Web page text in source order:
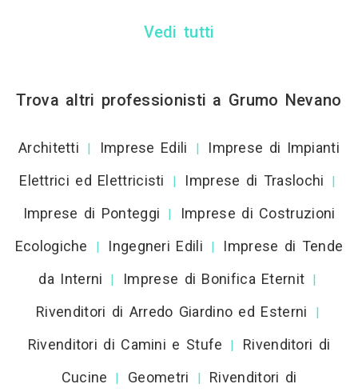
Vedi tutti
Trova altri professionisti a Grumo Nevano
Architetti | Imprese Edili |
Imprese di Impianti
Elettrici ed Elettricisti
| Imprese di Traslochi |
Imprese di Ponteggi |
Imprese di Costruzioni
Ecologiche
| Ingegneri Edili |
Imprese di Tende
da Interni
| Imprese di Bonifica Eternit |
Rivenditori di Arredo Giardino ed Esterni |
Rivenditori di Camini e Stufe |
Rivenditori di
Cucine
| Geometri |
Rivenditori di